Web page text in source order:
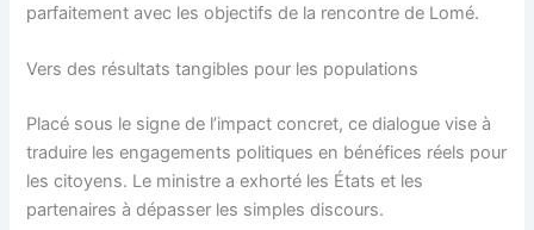
parfaitement avec les objectifs de la rencontre de Lomé.
Vers des résultats tangibles pour les populations
Placé sous le signe de l’impact concret, ce dialogue vise à
traduire les engagements politiques en bénéfices réels pour
les citoyens. Le ministre a exhorté les États et les
partenaires à dépasser les simples discours.